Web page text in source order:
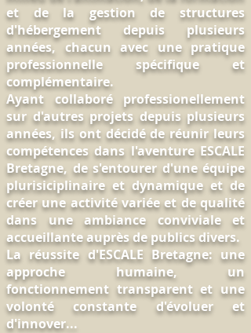
et de la gestion de structures
d'hébergement depuis plusieurs
années, chacun avec une pratique
professionnelle spécifique et
complémentaire.
Ayant collaboré professionellement
sur d'autres projets depuis plusieurs
années, ils ont décidé de réunir leurs
compétences dans l'aventure ESCALE
Bretagne, de s'entourer d'une équipe
plurisiciplinaire et dynamique et de
créer une activité variée et de qualité
dans une ambiance conviviale et
accueillante auprès de publics divers.
La réussite d'ESCALE Bretagne: une
approche humaine, un
fonctionnement transparent et une
volonté constante d'évoluer et
d'innover...